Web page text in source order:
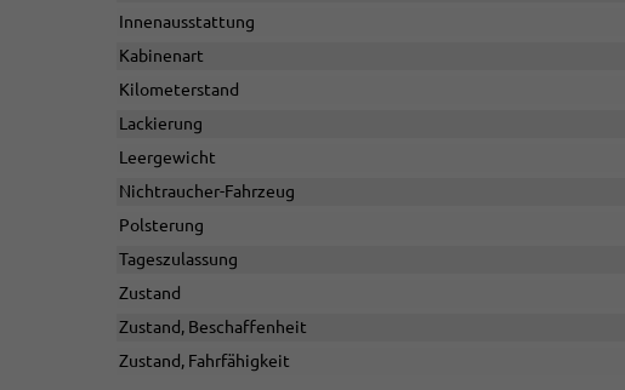
Innenausstattung
Kabinenart
Kilometerstand
Lackierung
Leergewicht
Nichtraucher-Fahrzeug
Polsterung
Tageszulassung
Zustand
Zustand, Beschaffenheit
Zustand, Fahrfähigkeit